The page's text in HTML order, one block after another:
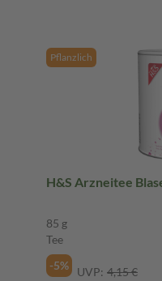
Pflanzlich
H&S Arzneitee
85 g
Tee
-5%
UVP: 4,15 €